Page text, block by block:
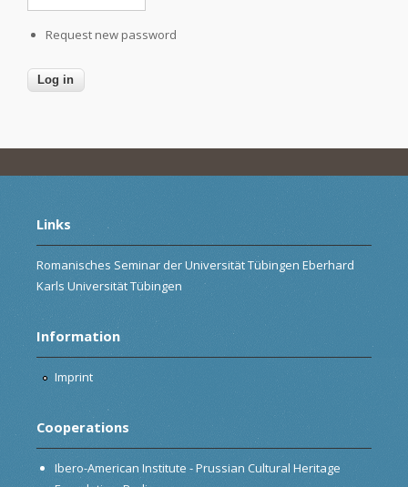
Request new password
Links
Romanisches Seminar der Universität Tübingen Eberhard
Karls Universität Tübingen
Information
Imprint
Cooperations
Ibero-American Institute - Prussian Cultural Heritage